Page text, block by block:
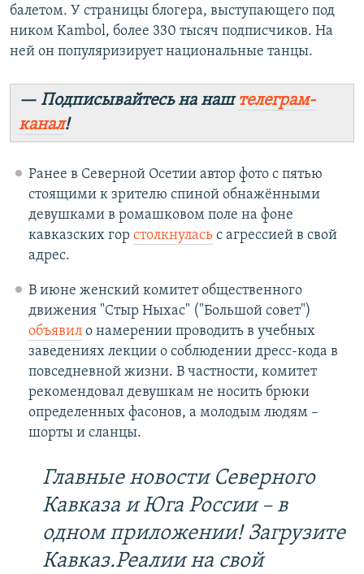
балетом. У страницы блогера, выступающего под
ником Kambol, более 330 тысяч подписчиков. На
ней он популяризирует национальные танцы.
— Подписывайтесь на наштелеграм-
канал!
Ранее в Северной Осетии автор фото с пятью
стоящими к зрителю спиной обнажёнными
девушками в ромашковом поле на фоне
кавказских гор столкнуласьс агрессией в свой
адрес.
В июне женский комитет общественного
движения "Стыр Ныхас" ("Большой совет")
объявило намерении проводить в учебных
заведениях лекции о соблюдении дресс-кода в
повседневной жизни. В частности, комитет
рекомендовал девушкам не носить брюки
определенных фасонов, а молодым людям –
шорты и сланцы.
Главные новости Северного
Кавказа и Юга России – в
одном приложении! Загрузите
Кавказ.Реалии на свой